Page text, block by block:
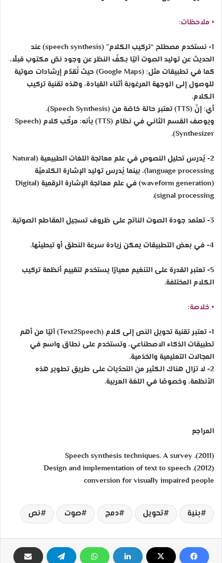
• ملاحظات:
1- نستخدم مصطلح “تركيب الكلام” (speech synthesis) عند
الحديث عن توليد الصوت آليًا بكفّ النظر عن وجود نصّ مكتوب قبلًا،
كما في تطبيقات مثل: (Google Maps) حيث تُقدّم إرشادات صوتية
للوصول إلى الوجهة المرغوبة أثناء القيادة، وهذه تقنية تركيب
الكلام.
أي: إنّ (TTS) تعتبر حالة خاصّة من (Speech Synthesis).
ويوصف القسم الثاني في نظام (TTS) بأنه: مركّب كلام (Speech
Synthesizer).
2- يُدرس تحليل النصوص في علم معالجة اللغات الطبيعية (Natural
language processing)، بينما يُدرس توليد الإشارة الكلاميّة
(waveform generation) في علم معالجة الإشارة الرقمية (Digital
signal processing).
3- تعتمد جودة الصوت الناتج على ظروف تسجيل المقاطع الصوتية.
4- في بعض التطبيقات يمكن زيادة سرعة النطق أو تبطيئها.
5- تعتبر القدرة على التنغيم معيارًا يستخدم لتقييم أنظمة تركيب
الكلام المختلفة.
• خلاصة:
1- تعتبر تقنية تحويل النص إلى كلام (Text2Speech) آليًا من أهم
تطبيقات الذكاء الاصطناعي، وتستخدم على نطاق واسع في
المجالات التعليمية والخدَمية.
2- لا تزال هناك الكثير من التحدّيات على طريق تطوير هذه
الأنظمة، وخصوصًا في اللغة العربية.
المراجع
(2011). Speech synthesis techniques. A survey
(2012). Design and implementation of text to speech
conversion for visually impaired people
بنية تحويل دمج صوت نص